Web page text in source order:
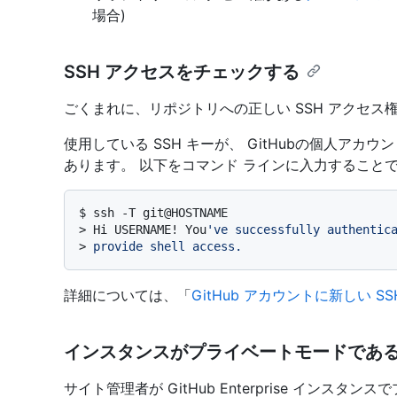
場合)
SSH アクセスをチェックする
ごくまれに、リポジトリへの正しい SSH アクセス
使用している SSH キーが、 GitHubの個人アカウ
あります。 以下をコマンド ラインに入力すること
$ ssh -T git@HOSTNAME
> Hi USERNAME! You've successfully
> provide shell access.
詳細については、「GitHub アカウントに新しい
インスタンスがプライベートモードであ
サイト管理者が GitHub Enterprise インスタンス